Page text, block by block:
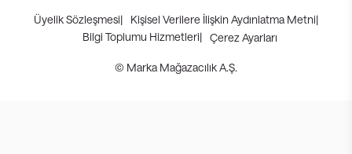
Üyelik Sözleşmesi| Kişisel Verilere İlişkin Aydınlatma Metni|
Bilgi Toplumu Hizmetleri| Çerez Ayarları
© Marka Mağazacılık A.Ş.